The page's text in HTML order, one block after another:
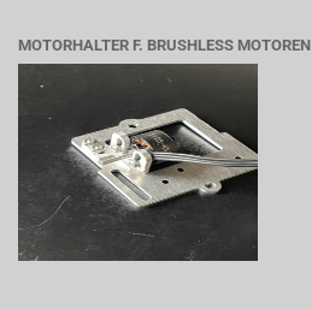
MOTORHALTER F. BRUSHLESS MOTOREN